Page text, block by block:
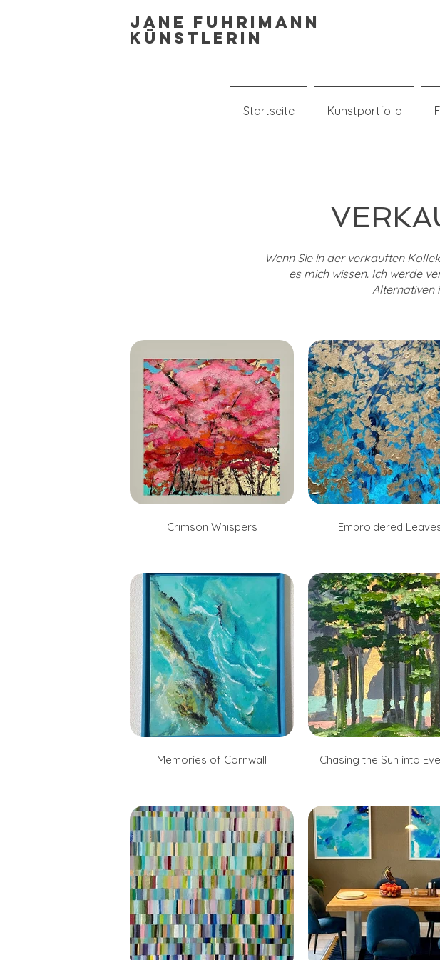
Jane Fuhrimann
Künstlerin
Startseite Kunstportfolio
Wenn Sie in der verkauften
es mich wissen. Ich werde
Alternativen
Crimson Whispers Embroidered
Memories of Cornwall Chasing the Sun into